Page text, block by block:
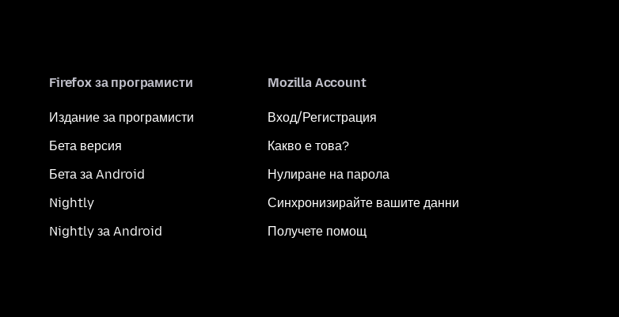
Firefox за програмисти
Издание за програмисти
Бета версия
Бета за Android
Nightly
Nightly за Android
Mozilla Account
Вход/Регистрация
Какво е това?
Нулиране на парола
Синхронизирайте вашите данни
Получете помощ